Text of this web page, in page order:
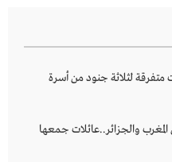
متفرقة لثلاثة جنود من أسرة
والجزائر..عائلات جمعها